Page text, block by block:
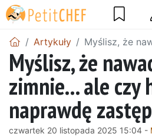
Artykuły Myślisz, że
Myślisz, że
zimnie... ale czy
naprawdę
czwartek 20 listopada 2025 15:04 -